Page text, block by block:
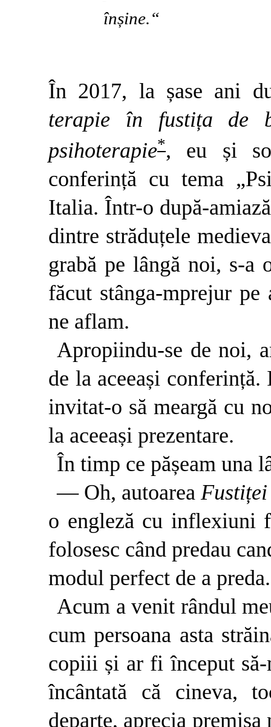
înșine.“
În 2017, la șase ani
terapie în fustița de
psihoterapie*, eu și
conferință cu tema
Italia. Într-o după-
dintre străduțele
grabă pe lângă noi, s-a
făcut stânga-mprejur pe
ne aflam.
Apropiindu-se de noi,
de la aceeași
invitat-o să meargă cu
la aceeași prezentare.
În timp ce pășeam una
— Oh, autoarea
o engleză cu inflexiuni
folosesc când predau
modul perfect de a
Acum a venit rândul
cum persoana asta
copiii și ar fi început
încântată că cineva,
departe, aprecia